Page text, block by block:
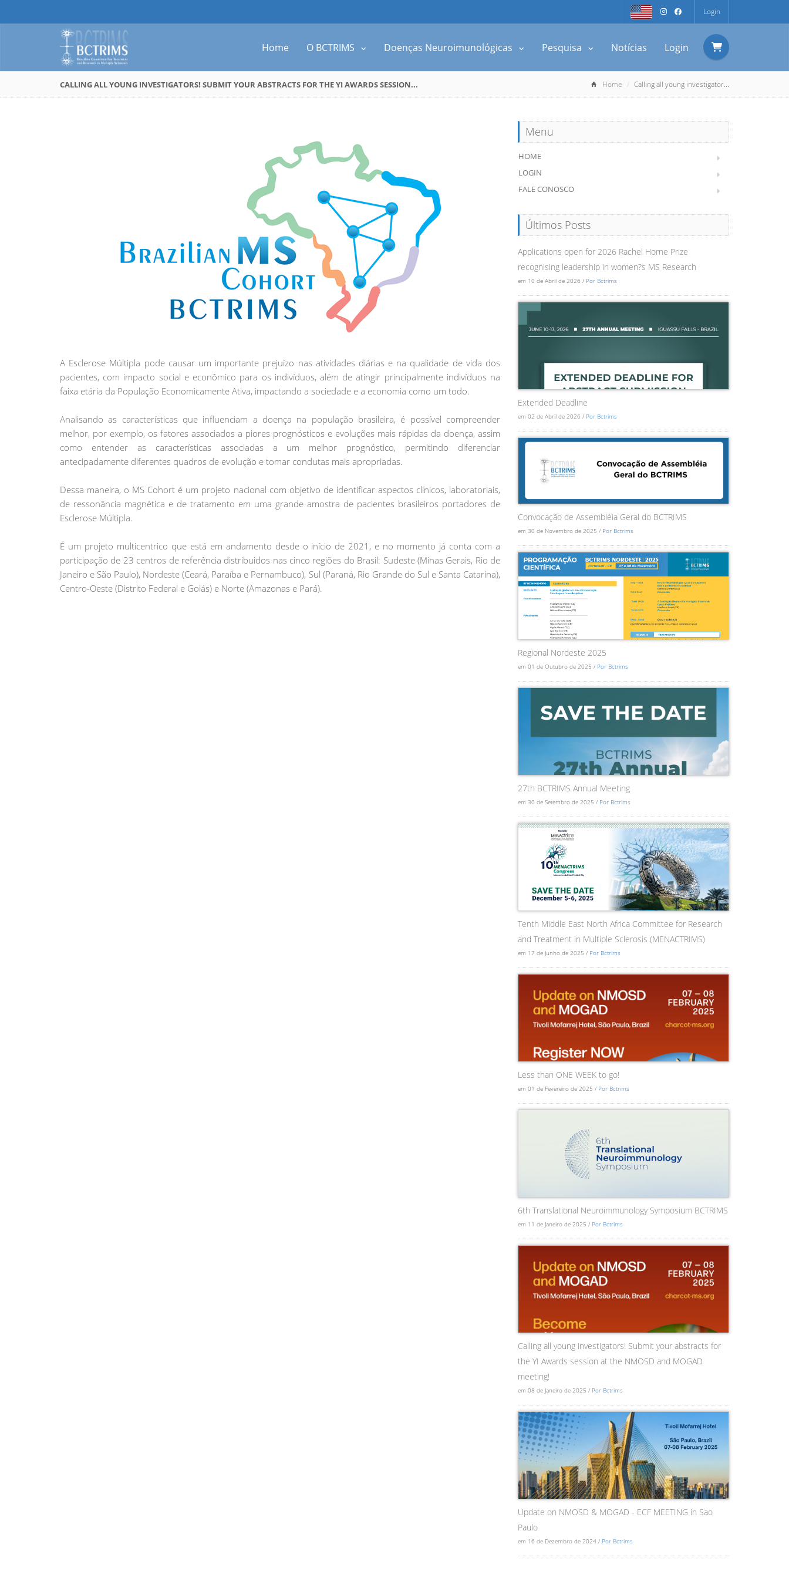
Login
Home O BCTRIMS Doenças Neuroimunológicas Pesquisa Notícias Login
CALLING ALL YOUNG INVESTIGATORS! SUBMIT YOUR ABSTRACTS FOR THE YI AWARDS SESSION... Home Calling all young investigator...
A Esclerose Múltipla pode causar um importante prejuízo nas atividades diárias e na qualidade de vida dos
pacientes, com impacto social e econômico para os indivíduos, além de atingir principalmente indivíduos na
faixa etária da População Economicamente Ativa, impactando a sociedade e a economia como um todo.
Analisando as características que influenciam a doença na população brasileira, é possível compreender
melhor, por exemplo, os fatores associados a piores prognósticos e evoluções mais rápidas da doença, assim
como entender as características associadas a um melhor prognóstico, permitindo diferenciar
antecipadamente diferentes quadros de evolução e tomar condutas mais apropriadas.
Dessa maneira, o MS Cohort é um projeto nacional com objetivo de identificar aspectos clínicos, laboratoriais,
de ressonância magnética e de tratamento em uma grande amostra de pacientes brasileiros portadores de
Esclerose Múltipla.
É um projeto multicentrico que está em andamento desde o início de 2021, e no momento já conta com a
participação de 23 centros de referência distribuidos nas cinco regiões do Brasil: Sudeste (Minas Gerais, Rio de
Janeiro e São Paulo), Nordeste (Ceará, Paraíba e Pernambuco), Sul (Paraná, Rio Grande do Sul e Santa Catarina),
Centro-Oeste (Distrito Federal e Goiás) e Norte (Amazonas e Pará).
Menu
HOME
LOGIN
FALE CONOSCO
Últimos Posts
Applications open for 2026 Rachel Horne Prize
recognising leadership in women?s MS Research
em 10 de Abril de 2026 / Por Bctrims
Extended Deadline
em 02 de Abril de 2026 / Por Bctrims
Convocação de Assembléia Geral do BCTRIMS
em 30 de Novembro de 2025 / Por Bctrims
Regional Nordeste 2025
em 01 de Outubro de 2025 / Por Bctrims
27th BCTRIMS Annual Meeting
em 30 de Setembro de 2025 / Por Bctrims
Tenth Middle East North Africa Committee for Research
and Treatment in Multiple Sclerosis (MENACTRIMS)
em 17 de Junho de 2025 / Por Bctrims
Less than ONE WEEK to go!
em 01 de Fevereiro de 2025 / Por Bctrims
6th Translational Neuroimmunology Symposium BCTRIMS
em 11 de Janeiro de 2025 / Por Bctrims
Calling all young investigators! Submit your abstracts for
the YI Awards session at the NMOSD and MOGAD
meeting!
em 08 de Janeiro de 2025 / Por Bctrims
Update on NMOSD & MOGAD - ECF MEETING in Sao
Paulo
em 16 de Dezembro de 2024 / Por Bctrims